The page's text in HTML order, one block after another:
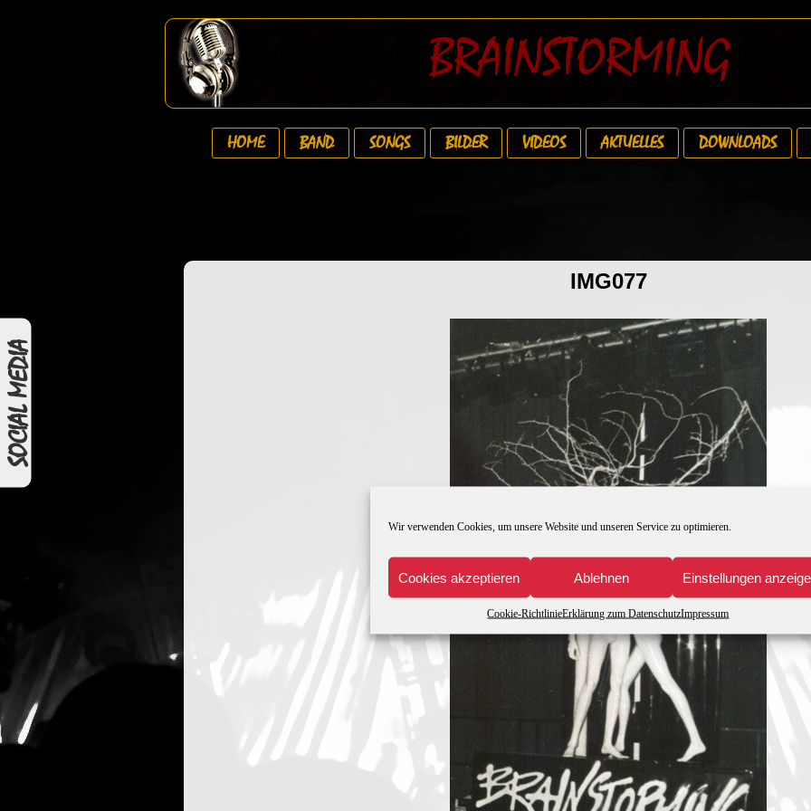
Wir verwenden Cookies, um unsere Website und unseren Service zu optimieren.
Cookies akzeptieren Ablehnen Einstellungen
Cookie-RichtlinieErklärung zum DatenschutzImpressum
BRAINSTORMING
HOME BAND SONGS BILDER VIDEOS AKTUELLES DOWNLOADS
IMG077
SOCIAL MEDIA